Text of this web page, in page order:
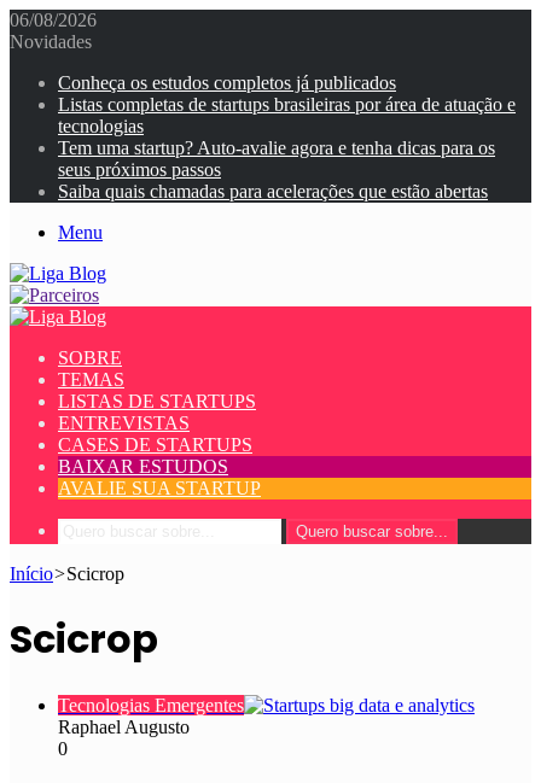
06/08/2026
Novidades
Conheça os estudos completos já publicados
Listas completas de startups brasileiras por área de atuação e
tecnologias
Tem uma startup? Auto-avalie agora e tenha dicas para os
seus próximos passos
Saiba quais chamadas para acelerações que estão abertas
Menu
SOBRE
TEMAS
LISTAS DE STARTUPS
ENTREVISTAS
CASES DE STARTUPS
BAIXAR ESTUDOS
AVALIE SUA STARTUP
Quero buscar sobre...
Início>Scicrop
Scicrop
Tecnologias Emergentes
Raphael Augusto
0